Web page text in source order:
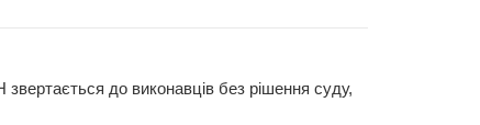
до виконавців без рішення суду,